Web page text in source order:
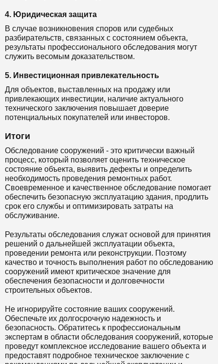
4. Юридическая защита
В случае возникновения споров или судебных
разбирательств, связанных с состоянием объекта,
результаты профессионального обследования могут
служить весомым доказательством.
5. Инвестиционная привлекательность
Для объектов, выставленных на продажу или
привлекающих инвестиции, наличие актуального
технического заключения повышает доверие
потенциальных покупателей или инвесторов.
Итоги
Обследование сооружений - это критически важный
процесс, который позволяет оценить техническое
состояние объекта, выявить дефекты и определить
необходимость проведения ремонтных работ.
Своевременное и качественное обследование помогает
обеспечить безопасную эксплуатацию здания, продлить
срок его службы и оптимизировать затраты на
обслуживание.
Результаты обследования служат основой для принятия
решений о дальнейшей эксплуатации объекта,
проведении ремонта или реконструкции. Поэтому
качество и точность выполнения работ по обследованию
сооружений имеют критическое значение для
обеспечения безопасности и долговечности
строительных объектов.
Не игнорируйте состояние ваших сооружений.
Обеспечьте их долгосрочную надежность и
безопасность. Обратитесь к профессиональным
экспертам в области обследования сооружений, которые
проведут комплексное исследование вашего объекта и
предоставят подробное техническое заключение с